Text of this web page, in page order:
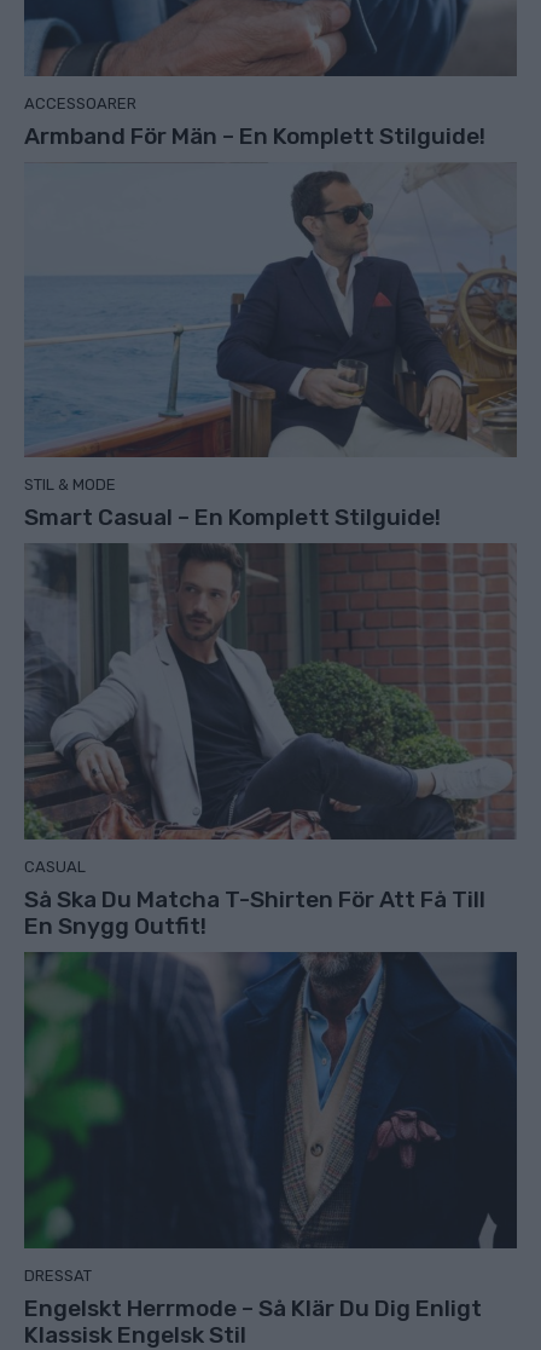
ACCESSOARER
Armband För Män – En Komplett Stilguide!
STIL & MODE
Smart Casual – En Komplett Stilguide!
CASUAL
Så Ska Du Matcha T-Shirten För Att Få Till
En Snygg Outfit!
DRESSAT
Engelskt Herrmode – Så Klär Du Dig Enligt
Klassisk Engelsk Stil